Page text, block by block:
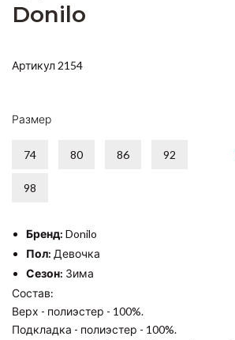
Donilo
Артикул 2154
Размер
74 80 86 92
98
Бренд: Donilo
Пол: Девочка
Сезон: Зима
Состав:
Верх - полиэстер - 100%.
Подкладка - полиэстер - 100%.